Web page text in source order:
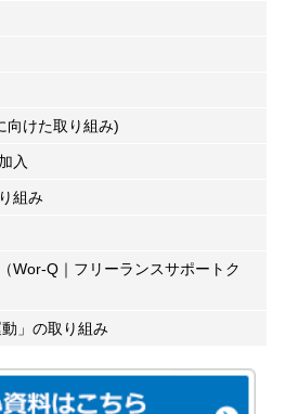
向けた取り組み)
入
組み
Wor-Q｜フリーランスサポートク
」の取り組み